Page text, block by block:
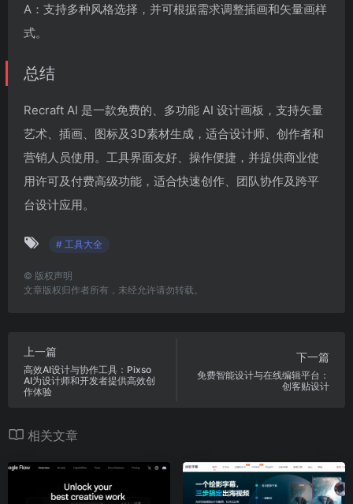
A：支持多种风格选择，并可根据需求调整插画和矢量画样
式。
总结
Recraft AI 是一款免费的、多功能 AI 设计画板，支持矢量
艺术、插画、图标及3D素材生成，适合设计师、创作者和
营销人员使用。工具界面友好、操作便捷，并提供商业使
用许可及付费高级功能，适合快速创作、团队协作及跨平
台设计应用。
# 工具大全
© 版权声明
文章版权归作者所有，未经允许请勿转载。
上一篇
高效AI设计与协作工具：Pixso
AI为设计师和开发者提供高效创
作体验
下一篇
免费智能设计与在线编辑平台：
创客贴设计
相关文章